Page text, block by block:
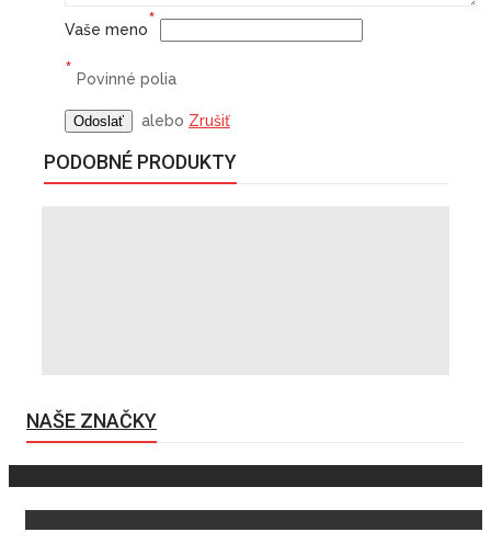
Vaše meno*
* Povinné polia
Odoslať alebo Zrušiť
PODOBNÉ PRODUKTY
NAŠE ZNAČKY